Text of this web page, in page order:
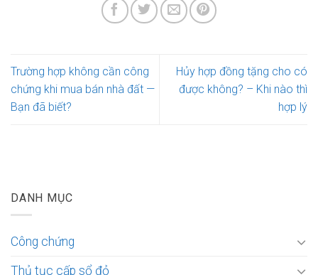
Trường hợp không cần công
chứng khi mua bán nhà đất —
Bạn đã biết?
Hủy hợp đồng tặng cho có
được không? – Khi nào thì
hợp lý
DANH MỤC
Công chứng
Thủ tục cấp sổ đỏ